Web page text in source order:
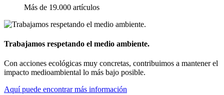
Más de 19.000 artículos
Trabajamos respetando el medio ambiente.
Con acciones ecológicas muy concretas, contribuimos a mantener el
impacto medioambiental lo más bajo posible.
Aquí puede encontrar más información